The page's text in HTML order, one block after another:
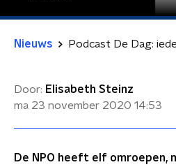
Nieuws Podcast De Dag:
Door: Elisabeth Steinz
ma 23 november 2020 14:53
De NPO heeft elf omroepen,